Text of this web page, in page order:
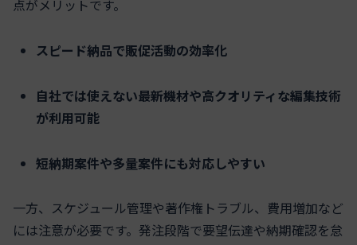
点がメリットです。
スピード納品で販促活動の効率化
自社では使えない最新機材や高クオリティな編集技術
が利用可能
短納期案件や多量案件にも対応しやすい
一方、スケジュール管理や著作権トラブル、費用増加など
には注意が必要です。発注段階で要望伝達や納期確認を怠